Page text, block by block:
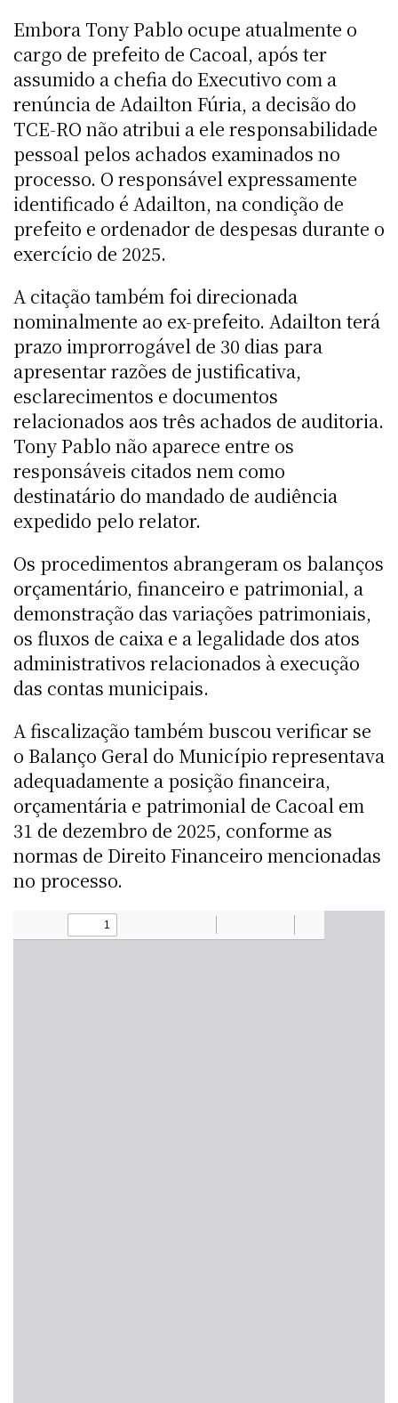
Embora Tony Pablo ocupe atualmente o
cargo de prefeito de Cacoal, após ter
assumido a chefia do Executivo com a
renúncia de Adailton Fúria, a decisão do
TCE-RO não atribui a ele responsabilidade
pessoal pelos achados examinados no
processo. O responsável expressamente
identificado é Adailton, na condição de
prefeito e ordenador de despesas durante o
exercício de 2025.
A citação também foi direcionada
nominalmente ao ex-prefeito. Adailton terá
prazo improrrogável de 30 dias para
apresentar razões de justificativa,
esclarecimentos e documentos
relacionados aos três achados de auditoria.
Tony Pablo não aparece entre os
responsáveis citados nem como
destinatário do mandado de audiência
expedido pelo relator.
Os procedimentos abrangeram os balanços
orçamentário, financeiro e patrimonial, a
demonstração das variações patrimoniais,
os fluxos de caixa e a legalidade dos atos
administrativos relacionados à execução
das contas municipais.
A fiscalização também buscou verificar se
o Balanço Geral do Município representava
adequadamente a posição financeira,
orçamentária e patrimonial de Cacoal em
31 de dezembro de 2025, conforme as
normas de Direito Financeiro mencionadas
no processo.